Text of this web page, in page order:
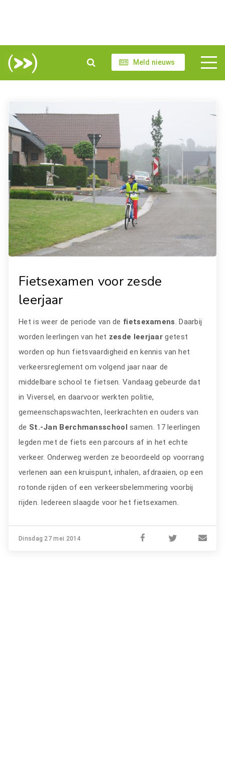
Meld nieuws
Fietsexamen voor zesde
leerjaar
Het is weer de periode van de fietsexamens. Daarbij
worden leerlingen van het zesde leerjaar getest
worden op hun fietsvaardigheid en kennis van het
verkeersreglement om volgend jaar naar de
middelbare school te fietsen. Vandaag gebeurde dat
in Viversel, en daarvoor werkten politie,
gemeenschapswachten, leerkrachten en ouders van
de St.-Jan Berchmansschool samen. 17 leerlingen
legden met de fiets een parcours af in het echte
verkeer. Onderweg werden ze beoordeeld op voorrang
verlenen aan een kruispunt, inhalen, afdraaien, op een
rotonde rijden of een verkeersbelemmering voorbij
rijden. Iedereen slaagde voor het fietsexamen.
Dinsdag 27 mei 2014